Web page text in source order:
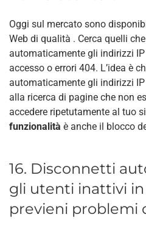
Oggi sul mercato sono
Web di qualità . Cerca quelli
automaticamente gli indirizzi
accesso o errori 404. L’idea è
automaticamente gli indirizzi
alla ricerca di pagine che non
accedere ripetutamente al tuo
funzionalità è anche il blocco
16. Disconnetti
gli utenti inattivi in
previeni problemi